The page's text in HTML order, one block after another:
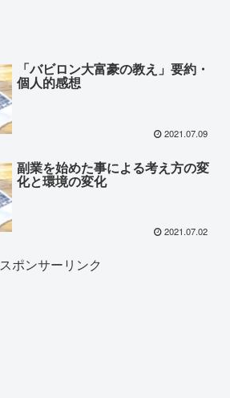
「バビロン大富豪の教え」要約・
個人的感想
2021.07.09
副業を始めた事による考え方の変
化と環境の変化
2021.07.02
スポンサーリンク